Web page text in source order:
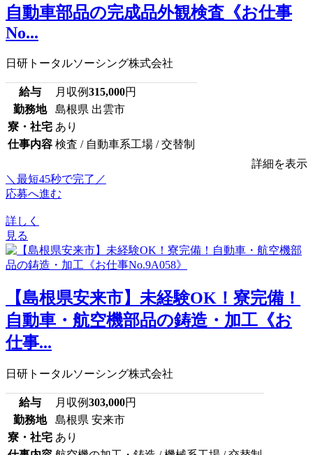
自動車部品の完成品外観検査《お仕事
No...
日研トータルソーシング株式会社
給与 月収例315,000円
勤務地
島根県 出雲市
寮・社宅 あり
仕事内容 検査 / 自動車系工場 / 交替制
詳細を表示
＼最短45秒で完了／
応募へ進む
詳しく
見る
【島根県安来市】未経験OK！寮完備！
自動車・航空機部品の鋳造・加工《お
仕事...
日研トータルソーシング株式会社
給与 月収例303,000円
勤務地
島根県 安来市
寮・社宅 あり